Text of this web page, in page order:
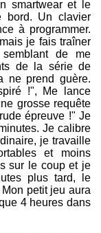
smartwear et le
bord. Un clavier
à programmer.
je fais traîner
de me
de la série de
ne prend guère.
!", Me lance
grosse requête
épreuve !" Je
Je calibre
je travaille
et moins
sur le coup et je
plus tard, le
petit jeu aura
4 heures dans